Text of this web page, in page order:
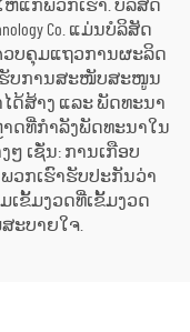
ຫ້ແກ່ພວກເຮົາ. ບໍລິສັດ
Co. ແມ່ນບໍລິສັດ
ບຄຸມແຖວການຜະລິດ
ຮັບການສະໜັບສະໜູນ
ດ້ສ້າງ ແລະ ພັດທະນາ
ດທີ່ກຳລັງພັດທະນາໃນ
ເຊັ່ນ: ການເກືອບ
ວກເຮົາຮັບປະກັນວ່າ
ເຂັ້ມງວດທີ່ເຂັ້ມງວດ
ະບາຍໃຈ.